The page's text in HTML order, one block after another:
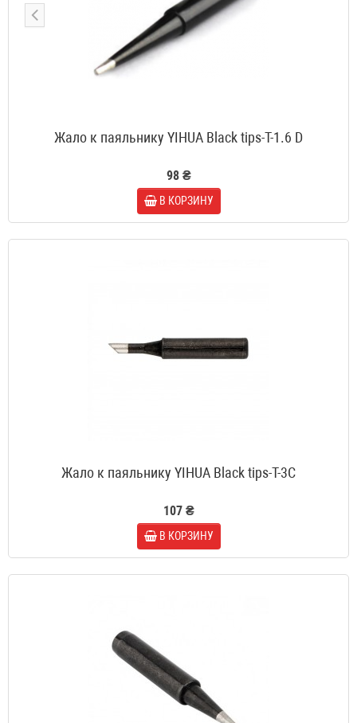
Жало к паяльнику YIHUA Black tips-T-1.6 D
98 ₴
В КОРЗИНУ
Жало к паяльнику YIHUA Black tips-T-3C
107 ₴
В КОРЗИНУ